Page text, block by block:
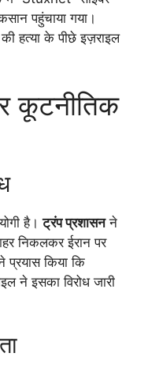
पहुंचाया गया।
हत्या के पीछे इज़राइल
कूटनीतिक
है।ट्रंप प्रशासनने
निकलकर ईरान पर
प्रयास किया कि
ने इसका विरोध जारी